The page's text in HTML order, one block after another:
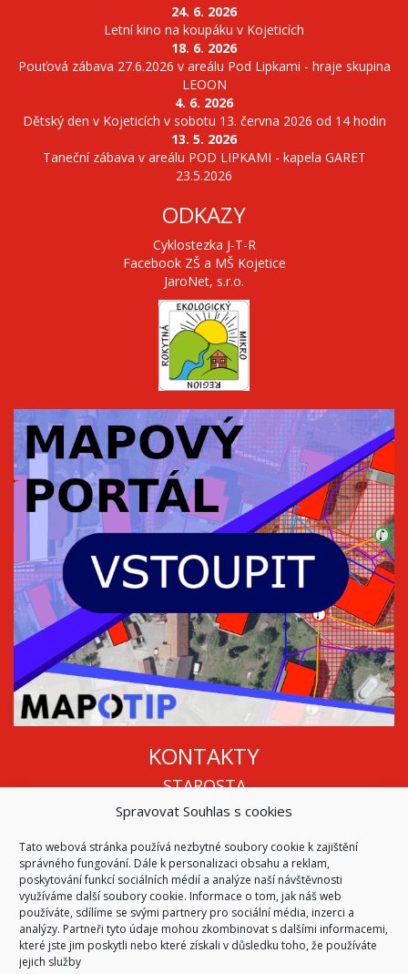
Spravovat Souhlas s cookies
Tato webová stránka používá nezbytné soubory cookie k zajištění
správného fungování. Dále k personalizaci obsahu a reklam,
poskytování funkcí sociálních médií a analýze naší návštěvnosti
využíváme další soubory cookie. Informace o tom, jak náš web
používáte, sdílíme se svými partnery pro sociální média, inzerci a
analýzy. Partneři tyto údaje mohou zkombinovat s dalšími informacemi,
které jste jim poskytli nebo které získali v důsledku toho, že používáte
jejich služby
24. 6. 2026
Letní kino na koupáku v Kojeticích
18. 6. 2026
Pouťová zábava 27.6.2026 v areálu Pod Lipkami - hraje skupina
LEOON
4. 6. 2026
Dětský den v Kojeticích v sobotu 13. června 2026 od 14 hodin
13. 5. 2026
Taneční zábava v areálu POD LIPKAMI - kapela GARET
23.5.2026
ODKAZY
Cyklostezka J-T-R
Facebook ZŠ a MŠ Kojetice
JaroNet, s.r.o.
KONTAKTY
STAROSTA
Mgr. Roman Vala
info@oukojetice.cz
ÚŘEDNÍ HODINY
Po, St: 15:30 - 16:30
Všechny kontakty | Kde nás najdete